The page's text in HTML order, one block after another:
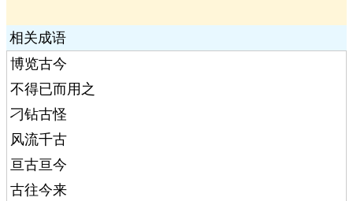
相关成语
博览古今
不得已而用之
刁钻古怪
风流千古
亘古亘今
古往今来